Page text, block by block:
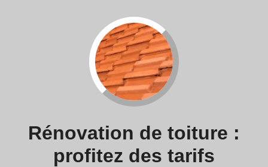
Rénovation de toiture :
profitez des tarifs